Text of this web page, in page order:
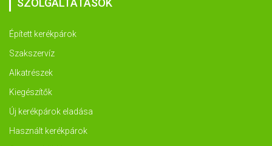
SZOLGÁLTATÁSOK
Épített kerékpárok
Szakszervíz
Alkatrészek
Kiegészítők
Új kerékpárok eladása
Használt kerékpárok